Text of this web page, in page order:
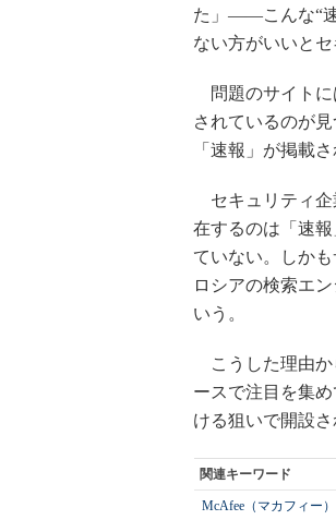
た」――こんな“速
ない方がいいと
問題のサイトに
されているのが
「速報」が掲載さ
セキュリティ企
在するのは「速
ていない。しか
ロシアの検索エ
いう。
こうした理由か
ースで注目を集
ける狙いで開設さ
関連キーワード
McAfee（マカフィー）